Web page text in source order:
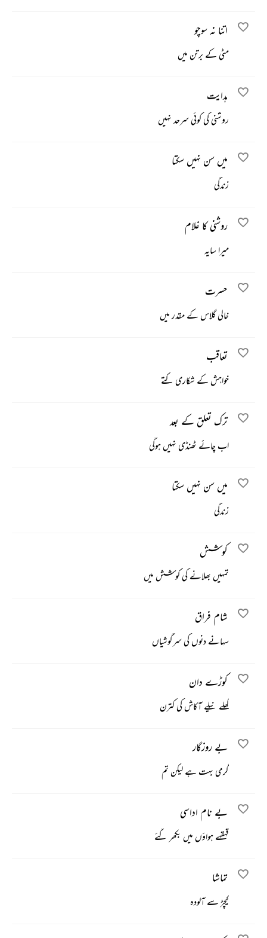
اتنا نہ سوچو
مٹی کے برتن میں
ہدایت
روشنی کی کوئی سرحد نہیں
میں سن نہیں سکتا
زندگی
روشنی کا غلام
میرا سایہ
حسرت
خالی گلاس کے مقدر میں
تعاقب
خواہش کے شکاری کتے
ترک تعلق کے بعد
اب چائے ٹھنڈی نہیں ہوگی
میں سن نہیں سکتا
زندگی
کوشش
تمہیں بھلانے کی کوشش میں
شام فراق
سہانے دنوں کی سرگوشیاں
کوڑے‌ دان
کھلے نیلے آکاش کی کترن
بے روزگار
گرمی بہت ہے لیکن تم
بے نام اداسی
قہقہے ہواؤں میں بکھر گئے
تماشا
کیچڑ سے آلودہ